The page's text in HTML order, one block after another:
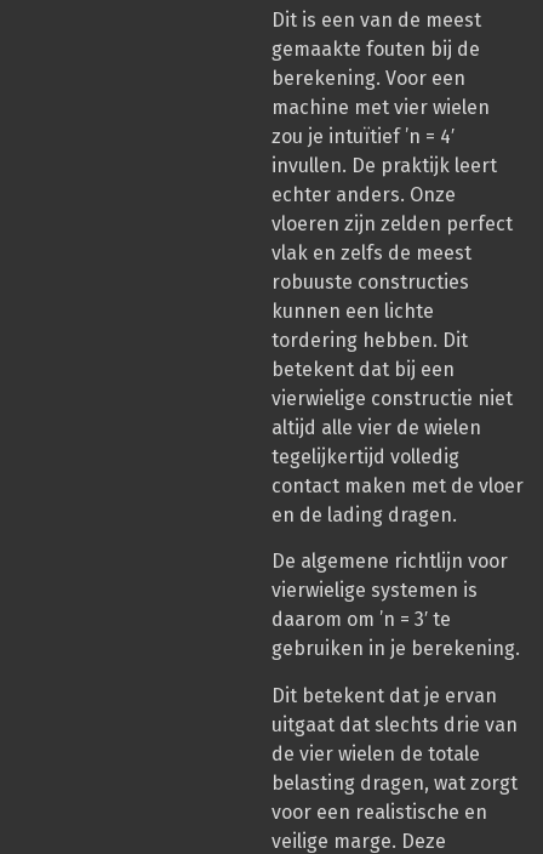
Dit is een van de meest
gemaakte fouten bij de
berekening. Voor een
machine met vier wielen
zou je intuïtief ’n = 4′
invullen. De praktijk leert
echter anders. Onze
vloeren zijn zelden perfect
vlak en zelfs de meest
robuuste constructies
kunnen een lichte
tordering hebben. Dit
betekent dat bij een
vierwielige constructie niet
altijd alle vier de wielen
tegelijkertijd volledig
contact maken met de vloer
en de lading dragen.
De algemene richtlijn voor
vierwielige systemen is
daarom om ’n = 3′ te
gebruiken in je berekening.
Dit betekent dat je ervan
uitgaat dat slechts drie van
de vier wielen de totale
belasting dragen, wat zorgt
voor een realistische en
veilige marge. Deze